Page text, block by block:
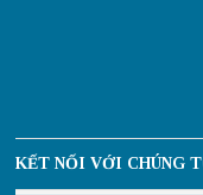
KẾT NỐI VỚI CHÚNG